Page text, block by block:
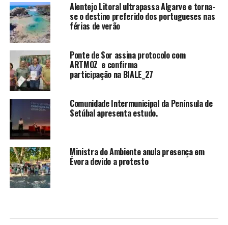
Alentejo Litoral ultrapassa Algarve e torna-
se o destino preferido dos portugueses nas
férias de verão
Ponte de Sor assina protocolo com
ARTMOZ e confirma
participação na BIALE_27
Comunidade Intermunicipal da Península de
Setúbal apresenta estudo.
Ministra do Ambiente anula presença em
Évora devido a protesto